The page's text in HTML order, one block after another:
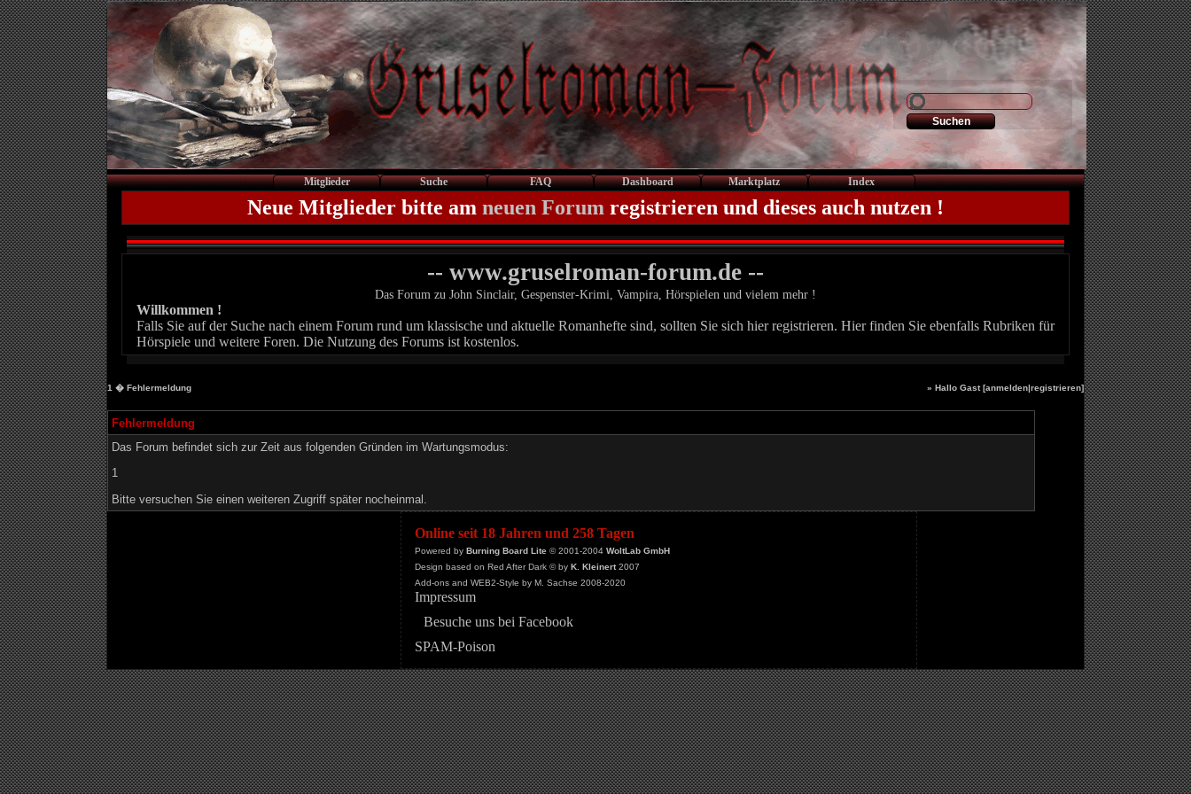
Mitglieder Suche FAQ Dashboard Marktplatz Index
Neue Mitglieder bitte am neuen Forum registrieren und dieses auch nutzen !
-- www.gruselroman-forum.de --
Das Forum zu John Sinclair, Gespenster-Krimi, Vampira, Hörspielen und vielem mehr !
Willkommen !
Falls Sie auf der Suche nach einem Forum rund um klassische und aktuelle Romanhefte sind, sollten Sie sich hier registrieren. Hier finden Sie ebenfalls Rubriken für
Hörspiele und weitere Foren. Die Nutzung des Forums ist kostenlos.
1 � Fehlermeldung » Hallo Gast [anmelden|registrieren]
Fehlermeldung
Das Forum befindet sich zur Zeit aus folgenden Gründen im Wartungsmodus:
1
Bitte versuchen Sie einen weiteren Zugriff später nocheinmal.
Online seit 18 Jahren und 258 Tagen
Powered by Burning Board Lite© 2001-2004 WoltLab GmbH
Design based on Red After Dark © by K. Kleinert2007
Add-ons and WEB2-Style by M. Sachse 2008-2020
Impressum
Besuche uns bei Facebook
SPAM-Poison